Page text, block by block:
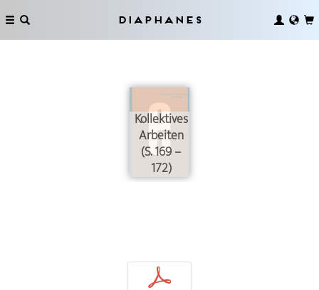
Diaphanes
Kollektives
Arbeiten
(S. 169 –
172)
p